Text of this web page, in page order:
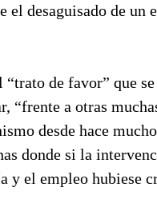
el desaguisado de un
de favor” que
“frente a otras
desde hace
donde si la
y el empleo hubiese